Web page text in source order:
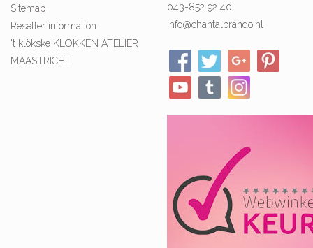
Sitemap
Reseller information
't klökske KLOKKEN ATELIER
MAASTRICHT
043-852 92 40
info@chantalbrando.nl